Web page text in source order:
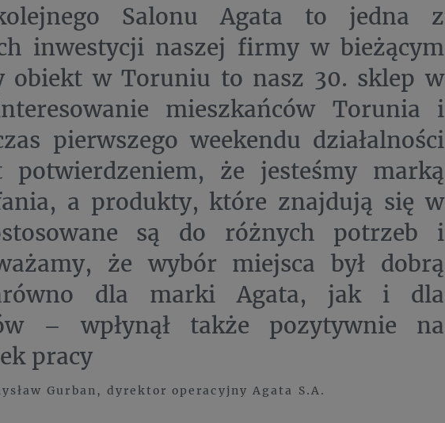
Salonu Agata to jedna z
inwestycji naszej firmy w bieżącym
obiekt w Toruniu to nasz 30. sklep w
mieszkańców Torunia i
pierwszego weekendu działalności
potwierdzeniem, że jesteśmy marką
a produkty, które znajdują się w
są do różnych potrzeb i
że wybór miejsca był dobrą
dla marki Agata, jak i dla
– wpłynął także pozytywnie na
pracy
Gurban, dyrektor operacyjny Agata S.A.